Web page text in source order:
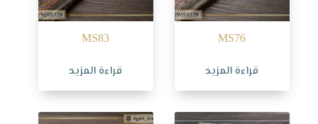
MS76
قراءة المزيد
MS83
قراءة المزيد